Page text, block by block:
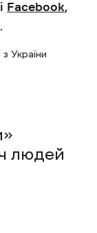
і Facebook,
.
України
людей